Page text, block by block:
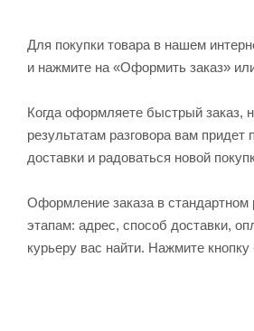
Для покупки товара в нашем
и нажмите на «Оформить заказ»
Когда оформляете быстрый заказ,
результатам разговора вам
доставки и радоваться новой
Оформление заказа в
этапам: адрес, способ доставки,
курьеру вас найти. Нажмите